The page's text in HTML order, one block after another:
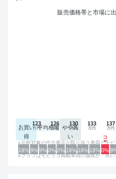
販売価格帯と市場に
お買い
得
平均相場 やや高
い
18%9%9%0%0%18%18%18%0%
123 126 130 133 137
比較対象の中古車店が取り扱う車両とモ
るため、グラフは参考情報です。
グラフはモビリコ掲載車両の価格が「高